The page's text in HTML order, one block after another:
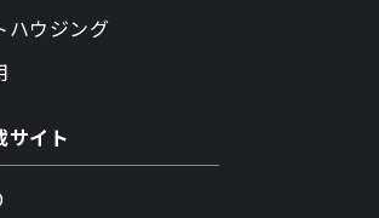
ハウジング
サイト